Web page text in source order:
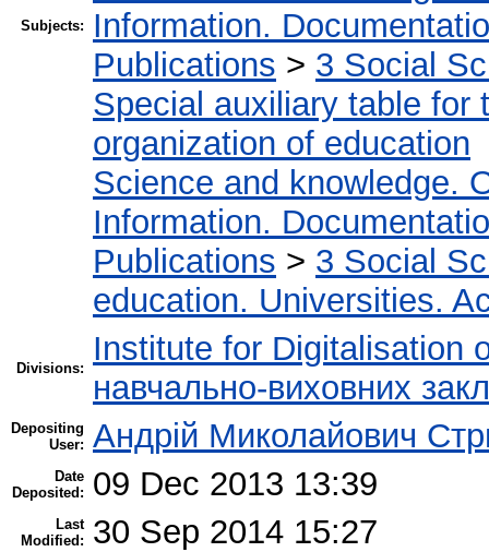
Subjects:
Information.
Publications > 3 Social
Special auxiliary table for
organization of education
Science and knowledge.
Information.
Publications > 3 Social
education. Universities.
Divisions:
Institute for Digitalisation
навчально-виховних
Depositing
User: Андрій Миколайович
Date
Deposited:
09 Dec 2013 13:39
Last
Modified:
30 Sep 2014 15:27